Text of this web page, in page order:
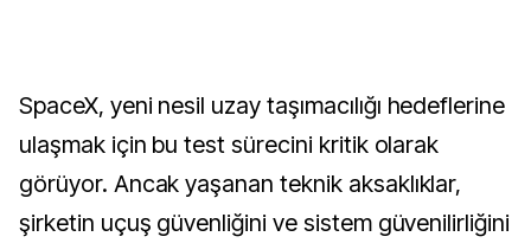
SpaceX, yeni nesil uzay taşımacılığı hedeflerine
ulaşmak için bu test sürecini kritik olarak
görüyor. Ancak yaşanan teknik aksaklıklar,
şirketin uçuş güvenliğini ve sistem güvenilirliğini